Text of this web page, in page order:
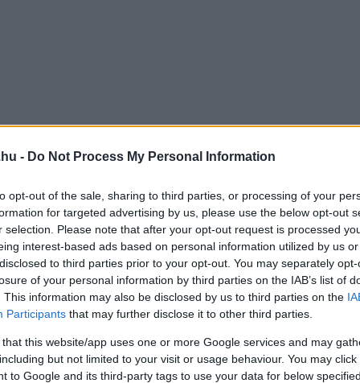
- Do Not Process My Personal Information
opt-out of the sale, sharing to third parties, or processing of your
for targeted advertising by us, please use the below opt-out
selection. Please note that after your opt-out request is processed
interest-based ads based on personal information utilized by us
to third parties prior to your opt-out. You may separately
of your personal information by third parties on the IAB’s list of
This information may also be disclosed by us to third parties on the
Participants that may further disclose it to other third parties.
that this website/app uses one or more Google services and may
but not limited to your visit or usage behaviour. You may
to Google and its third-party tags to use your data for below